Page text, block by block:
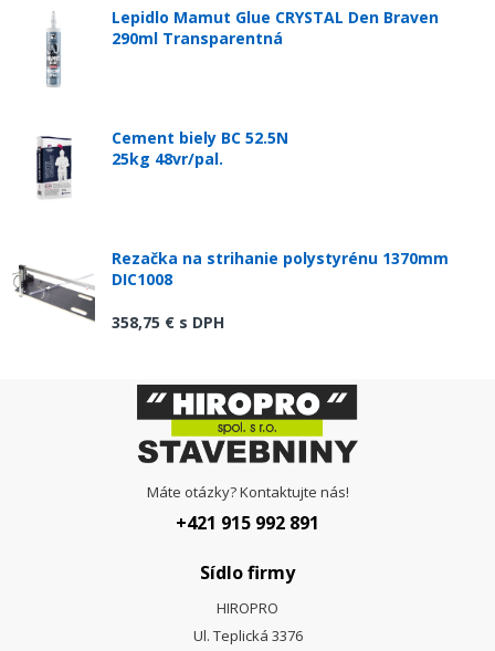
Lepidlo Mamut Glue CRYSTAL Den Braven
290ml Transparentná
Cement biely BC 52.5N
25kg 48vr/pal.
Rezačka na strihanie polystyrénu 1370mm
DIC1008
358,75 € s DPH
Máte otázky? Kontaktujte nás!
+421 915 992 891
Sídlo firmy
HIROPRO
Ul. Teplická 3376